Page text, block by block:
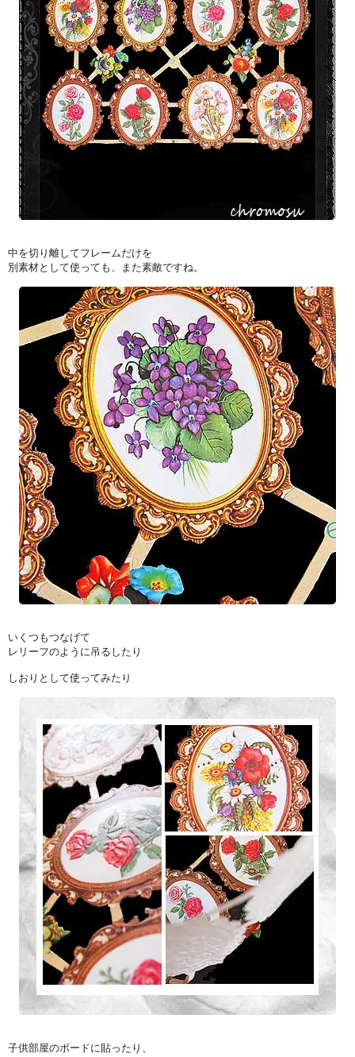
中を切り離してフレームだけを
別素材として使っても、また素敵ですね。
いくつもつなげて
レリーフのように吊るしたり
しおりとして使ってみたり
子供部屋のボードに貼ったり、